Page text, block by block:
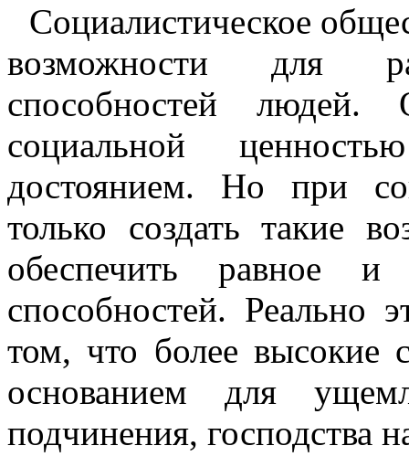
Социалистическое
возможности для
способностей людей.
социальной
достоянием. Но при
только создать такие
обеспечить равное и
способностей. Реально
том, что более высокие
основанием для
подчинения, господства